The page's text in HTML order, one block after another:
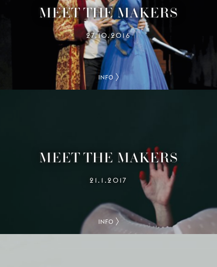
MEET THE MAKERS
27.10.2016
INFO
MEET THE MAKERS
21.1.2017
INFO